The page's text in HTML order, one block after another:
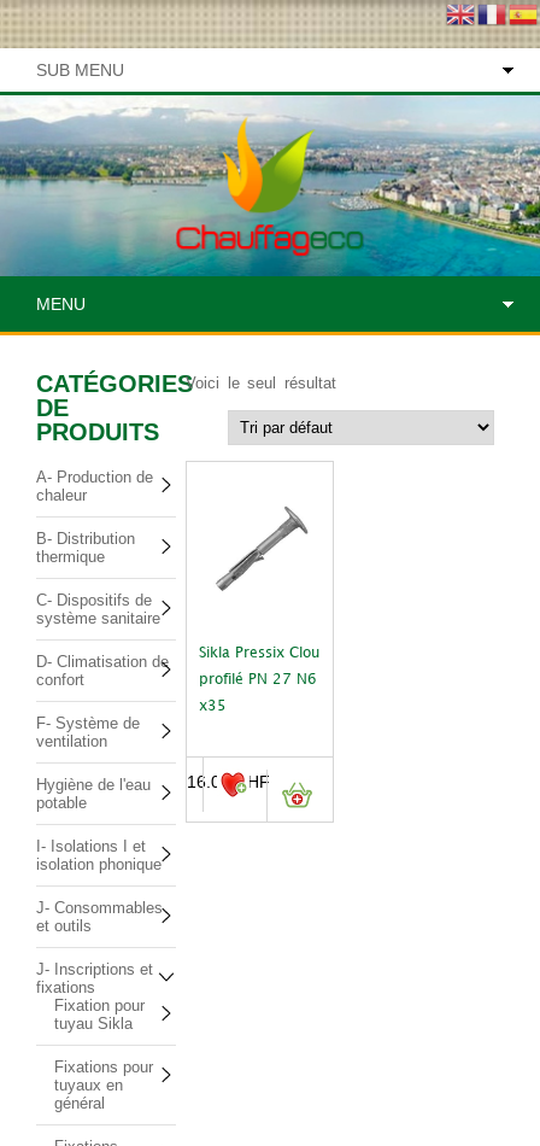
SUB MENU
MENU
CATÉGORIES
DE
PRODUITS
A- Production de
chaleur
B- Distribution
thermique
C- Dispositifs de
système sanitaire
D- Climatisation de
confort
F- Système de
ventilation
Hygiène de l'eau
potable
I- Isolations I et
isolation phonique
J- Consommables
et outils
J- Inscriptions et
fixations
Fixation pour
tuyau Sikla
Fixations pour
tuyaux en
général
Voici le seul résultat
Sikla Pressix Clou
profilé PN 27 N6
x35
16.00CHF